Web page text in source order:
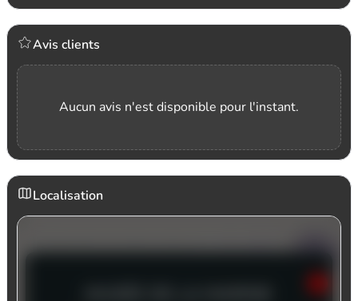
Avis clients
Aucun avis n'est disponible pour l'instant.
Localisation